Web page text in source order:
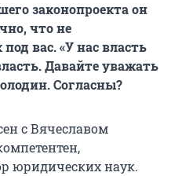
законопроекта он
что не
вас. «У нас власть
Давайте уважать
Согласны?
с Вячеславом
юридических наук.